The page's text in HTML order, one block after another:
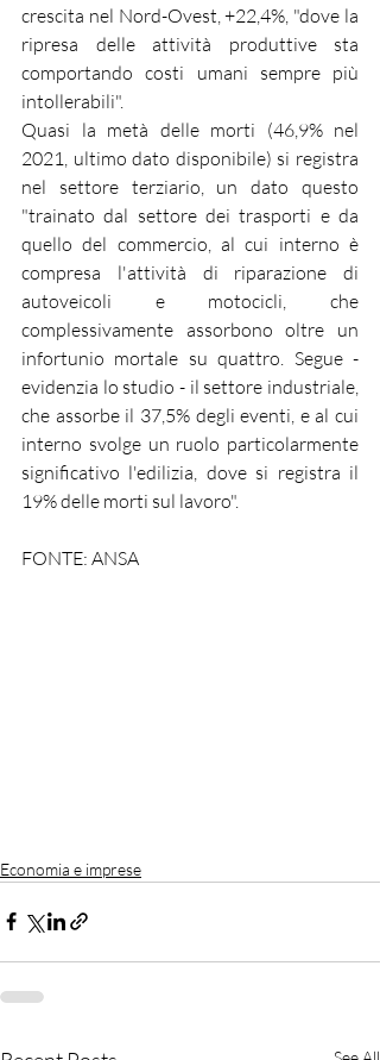
crescita nel Nord-Ovest, +22,4%, "dove la
ripresa delle attività produttive sta
comportando costi umani sempre più
intollerabili".
Quasi la metà delle morti (46,9% nel
2021, ultimo dato disponibile) si registra
nel settore terziario, un dato questo
"trainato dal settore dei trasporti e da
quello del commercio, al cui interno è
compresa l'attività di riparazione di
autoveicoli e motocicli, che
complessivamente assorbono oltre un
infortunio mortale su quattro. Segue -
evidenzia lo studio - il settore industriale,
che assorbe il 37,5% degli eventi, e al cui
interno svolge un ruolo particolarmente
significativo l'edilizia, dove si registra il
19% delle morti sul lavoro".
FONTE: ANSA
Economia e imprese